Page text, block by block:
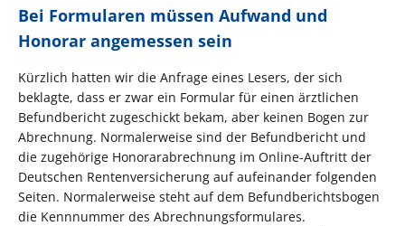
Bei Formularen müssen Aufwand und
Honorar angemessen sein
Kürzlich hatten wir die Anfrage eines Lesers, der sich
beklagte, dass er zwar ein Formular für einen ärztlichen
Befundbericht zugeschickt bekam, aber keinen Bogen zur
Abrechnung. Normalerweise sind der Befundbericht und
die zugehörige Honorarabrechnung im Online-Auftritt der
Deutschen Rentenversicherung auf aufeinander folgenden
Seiten. Normalerweise steht auf dem Befundberichtsbogen
die Kennnummer des Abrechnungsformulares.